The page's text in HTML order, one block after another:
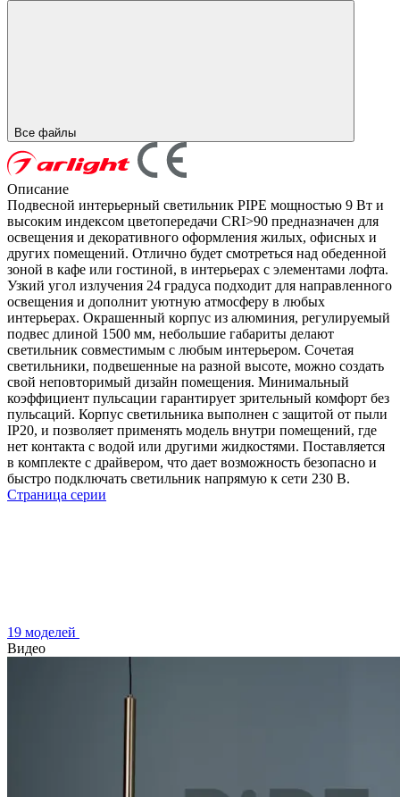
Все файлы
Описание
Подвесной интерьерный светильник PIPE мощностью 9 Вт и
высоким индексом цветопередачи CRI>90 предназначен для
освещения и декоративного оформления жилых, офисных и
других помещений. Отлично будет смотреться над обеденной
зоной в кафе или гостиной, в интерьерах с элементами лофта.
Узкий угол излучения 24 градуса подходит для направленного
освещения и дополнит уютную атмосферу в любых
интерьерах. Окрашенный корпус из алюминия, регулируемый
подвес длиной 1500 мм, небольшие габариты делают
светильник совместимым с любым интерьером. Сочетая
светильники, подвешенные на разной высоте, можно создать
свой неповторимый дизайн помещения. Минимальный
коэффициент пульсации гарантирует зрительный комфорт без
пульсаций. Корпус светильника выполнен с защитой от пыли
IP20, и позволяет применять модель внутри помещений, где
нет контакта с водой или другими жидкостями. Поставляется
в комплекте с драйвером, что дает возможность безопасно и
быстро подключать светильник напрямую к сети 230 В.
Страница серии
19 моделей
Видео